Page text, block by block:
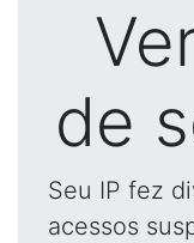
de
Seu IP fez
acessos